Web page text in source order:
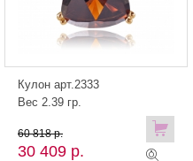
Кулон арт.2333
Вес 2.39 гр.
30 409 р.
60 818 р.